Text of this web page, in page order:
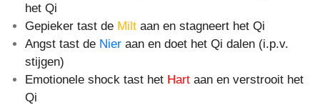
het Qi
Gepieker tast de Milt aan en stagneert het Qi
Angst tast de Nier aan en doet het Qi dalen (i.p.v.
stijgen)
Emotionele shock tast het Hart aan en verstrooit het
Qi